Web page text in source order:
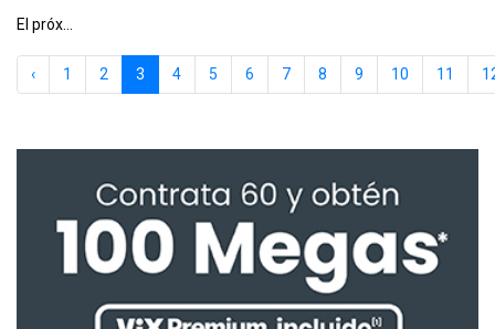
El próx...
‹ 1 2 3 4 5 6 7 8 9 10 11